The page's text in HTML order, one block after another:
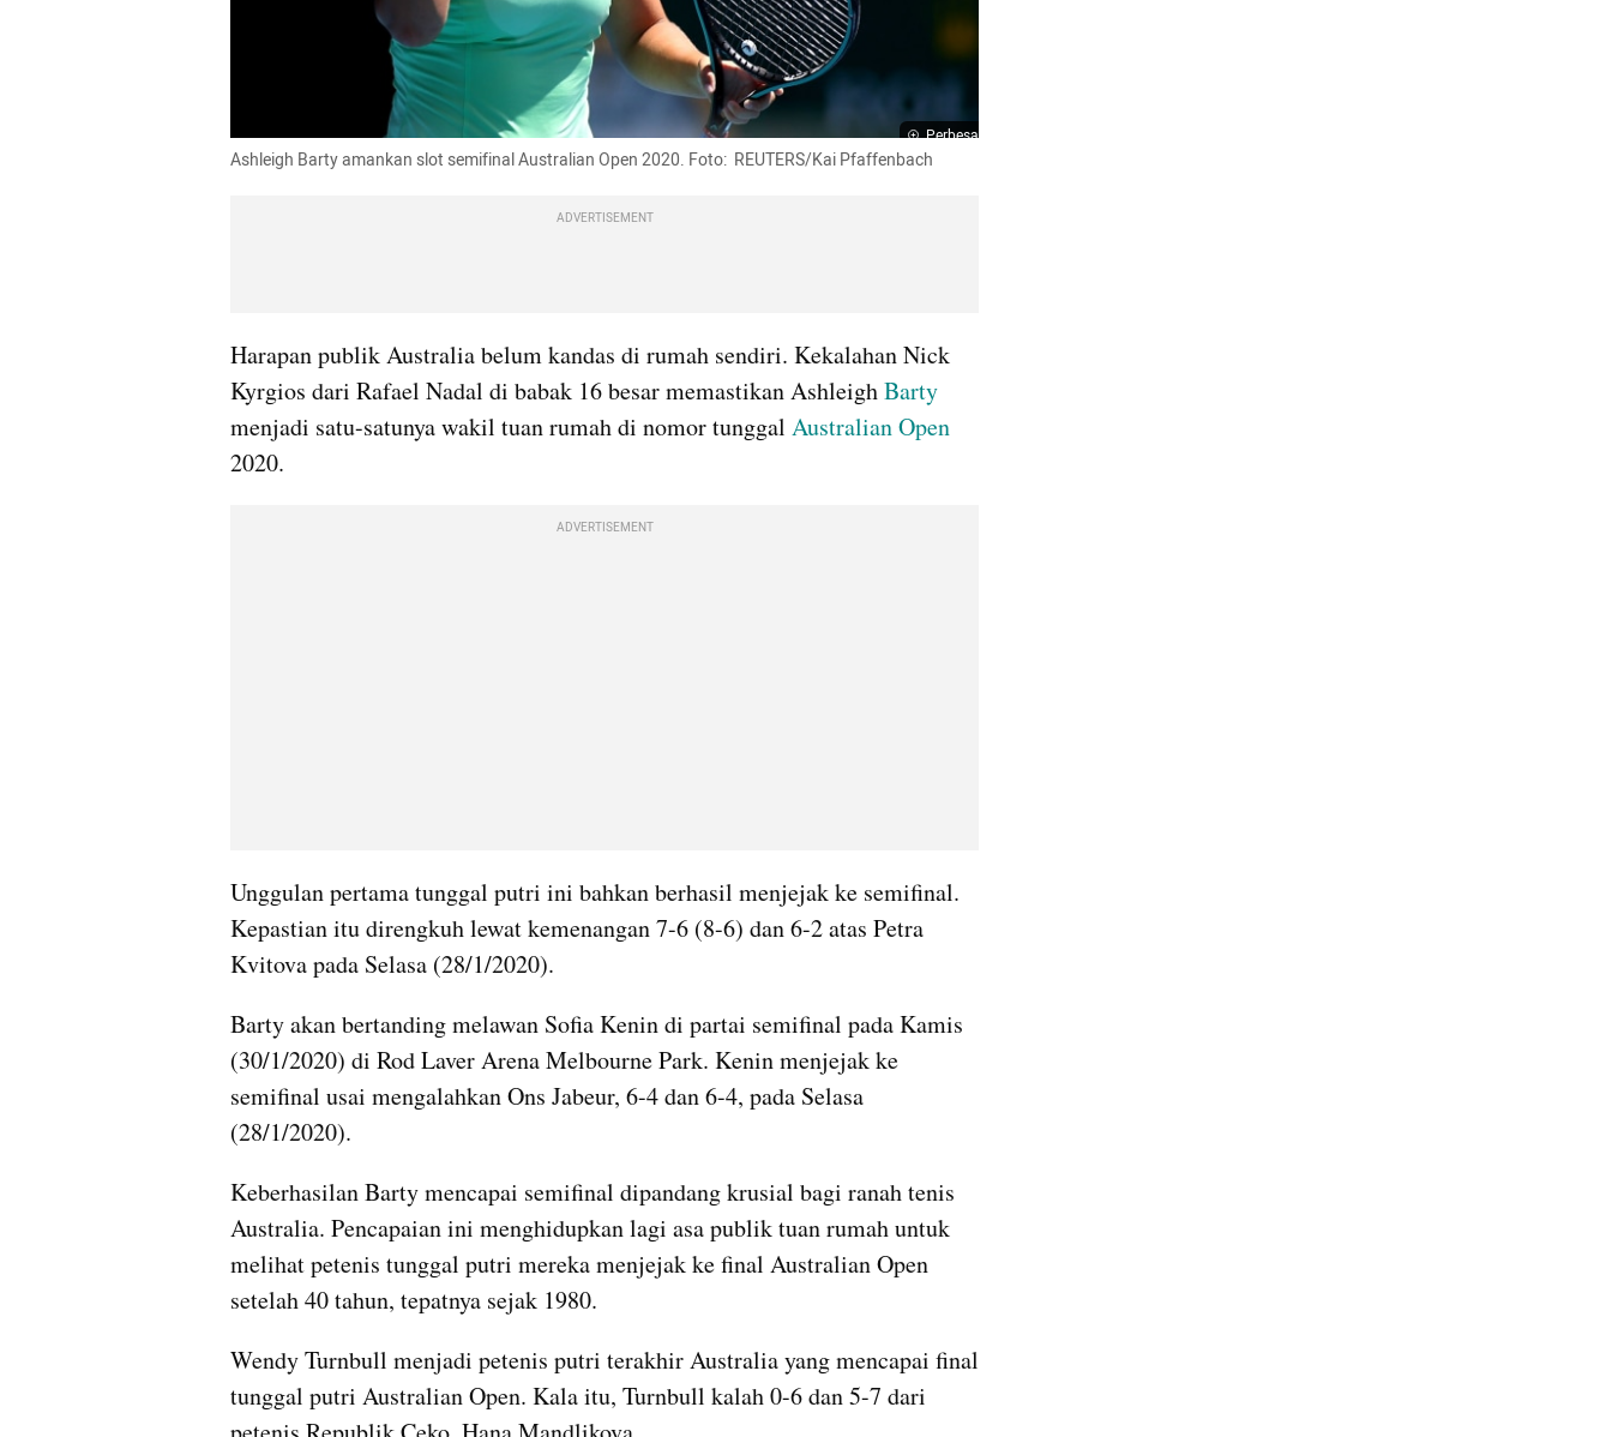
Perbesar
Ashleigh Barty amankan slot semifinal Australian Open 2020. Foto: REUTERS/Kai Pfaffenbach
ADVERTISEMENT
Harapan publik Australia belum kandas di rumah sendiri. Kekalahan Nick
Kyrgios dari Rafael Nadal di babak 16 besar memastikan Ashleigh
menjadi satu-satunya wakil tuan rumah di nomor tunggal Australian Open
2020.
ADVERTISEMENT
Unggulan pertama tunggal putri ini bahkan berhasil menjejak ke semifinal.
Kepastian itu direngkuh lewat kemenangan 7-6 (8-6) dan 6-2 atas Petra
Kvitova pada Selasa (28/1/2020).
Barty akan bertanding melawan Sofia Kenin di partai semifinal pada Kamis
(30/1/2020) di Rod Laver Arena Melbourne Park. Kenin menjejak ke
semifinal usai mengalahkan Ons Jabeur, 6-4 dan 6-4, pada Selasa
(28/1/2020).
Keberhasilan Barty mencapai semifinal dipandang krusial bagi ranah tenis
Australia. Pencapaian ini menghidupkan lagi asa publik tuan rumah untuk
melihat petenis tunggal putri mereka menjejak ke final Australian Open
setelah 40 tahun, tepatnya sejak 1980.
Wendy Turnbull menjadi petenis putri terakhir Australia yang mencapai final
tunggal putri Australian Open. Kala itu, Turnbull kalah 0-6 dan 5-7 dari